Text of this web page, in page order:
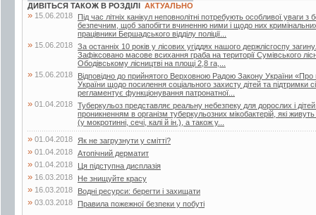
ДИВІТЬСЯ ТАКОЖ В РОЗДІЛІ АКТУАЛЬНО
» 15.06.2018
Під час літніх канікул неповнолітні потребують особливої уваги
безпечним, щоб запобігти вчиненню ними і щодо них
працівники Бершадського відділу поліції...
» 15.06.2018 За останніх 10 років у лісових угіддях нашого держлісгоспу
Зафіксовано масове всихання граба на території Сумівського
Ободівському лісництві на площі 2,8 га,...
» 15.06.2018
Відповідно до прийнятого Верховною Радою Закону України «Про
України щодо посилення соціального захисту дітей та підтримки
регламентує функціонування патронатної...
» 01.04.2018 Туберкульоз представляє реальну небезпеку для дорослих і
проникненням в організм туберкульозних мікобактерій, які
(у мокротинні, сечі, калі й ін.), а також у...
» 01.04.2018 Як не загрузнути у смітті?
» 01.04.2018 Атопічний дерматит
» 01.04.2018 Ця підступна дисплазія
» 16.03.2018 Не знищуйте красу
» 16.03.2018 Водні ресурси: берегти і захищати
» 03.03.2018 Правила пожежної безпеки у побуті